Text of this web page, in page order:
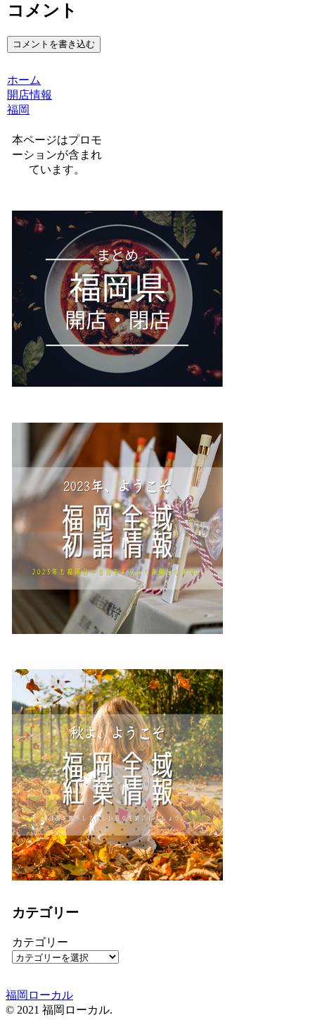
コメント
コメントを書き込む
ホーム
開店情報
福岡
本ページはプロモ
ーションが含まれ
ています。
カテゴリー
カテゴリー
福岡ローカル
© 2021 福岡ローカル.